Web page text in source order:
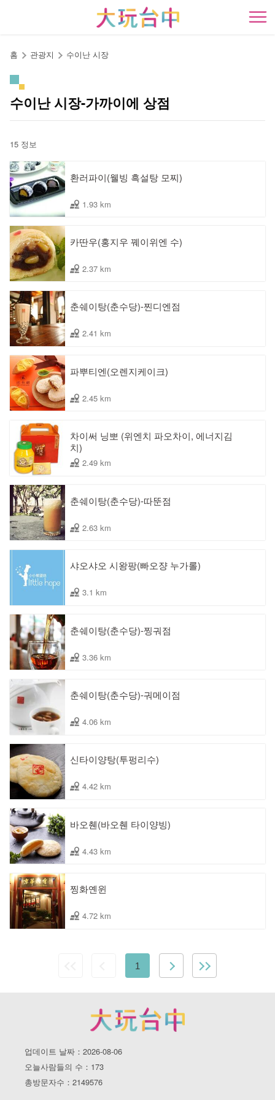
開
홈 관광지 수이난 시장
수이난 시장-가까이에 상점
15 정보
환러파이(웰빙 흑설탕 모찌)
1.93 km
카딴우(홍지우 꿰이위엔 수)
2.37 km
춘쉐이탕(춘수당)-찐디엔점
2.41 km
파뿌티엔(오렌지케이크)
2.45 km
차이써 닝뽀 (위엔치 파오차이, 에너지김
치)
2.49 km
춘쉐이탕(춘수당)-따뚠점
2.63 km
샤오샤오 시왕팡(빠오쟝 누가롤)
3.1 km
춘쉐이탕(춘수당)-찡궈점
3.36 km
춘쉐이탕(춘수당)-궈메이점
4.06 km
신타이양탕(투펑리수)
4.42 km
바오췐(바오췐 타이양빙)
4.43 km
찡화옌윈
4.72 km
1
업데이트 날짜：2026-08-06
오늘사람들의 수：173
총방문자수：2149576